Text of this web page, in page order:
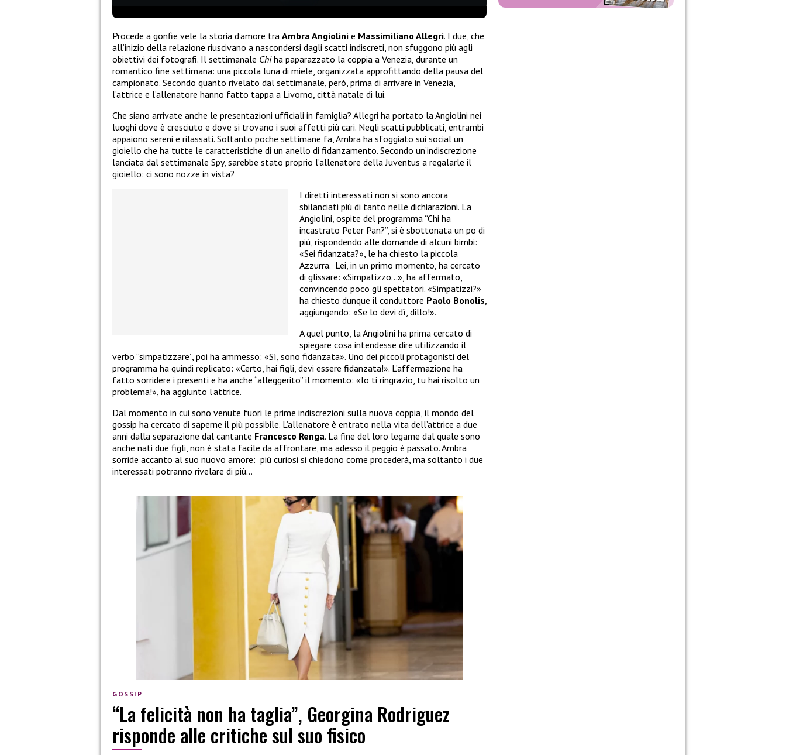
Procede a gonfie vele la storia d’amore tra Ambra Angiolini e Massimiliano Allegri. I due, che
all’inizio della relazione riuscivano a nascondersi dagli scatti indiscreti, non sfuggono più agli
obiettivi dei fotografi. Il settimanale Chiha paparazzato la coppia a Venezia, durante un
romantico fine settimana: una piccola luna di miele, organizzata approfittando della pausa del
campionato. Secondo quanto rivelato dal settimanale, però, prima di arrivare in Venezia,
l’attrice e l’allenatore hanno fatto tappa a Livorno, città natale di lui.
Che siano arrivate anche le presentazioni ufficiali in famiglia? Allegri ha portato la Angiolini nei
luoghi dove è cresciuto e dove si trovano i suoi affetti più cari. Negli scatti pubblicati, entrambi
appaiono sereni e rilassati. Soltanto poche settimane fa, Ambra ha sfoggiato sui social un
gioiello che ha tutte le caratteristiche di un anello di fidanzamento. Secondo un’indiscrezione
lanciata dal settimanale Spy, sarebbe stato proprio l’allenatore della Juventus a regalarle il
gioiello: ci sono nozze in vista?
I diretti interessati non si sono ancora
sbilanciati più di tanto nelle dichiarazioni. La
Angiolini, ospite del programma “Chi ha
incastrato Peter Pan?”, si è sbottonata un po di
più, rispondendo alle domande di alcuni bimbi:
«Sei fidanzata?», le ha chiesto la piccola
Azzurra. Lei, in un primo momento, ha cercato
di glissare: «Simpatizzo…», ha affermato,
convincendo poco gli spettatori. «Simpatizzi?»
ha chiesto dunque il conduttore Paolo Bonolis
aggiungendo: «Se lo devi dì, dillo!».
A quel punto, la Angiolini ha prima cercato di
spiegare cosa intendesse dire utilizzando il
verbo “simpatizzare”, poi ha ammesso: «Sì, sono fidanzata». Uno dei piccoli protagonisti del
programma ha quindi replicato: «Certo, hai figli, devi essere fidanzata!». L’affermazione ha
fatto sorridere i presenti e ha anche “alleggerito” il momento: «Io ti ringrazio, tu hai risolto un
problema!», ha aggiunto l’attrice.
Dal momento in cui sono venute fuori le prime indiscrezioni sulla nuova coppia, il mondo del
gossip ha cercato di saperne il più possibile. L’allenatore è entrato nella vita dell’attrice a due
anni dalla separazione dal cantante Francesco Renga. La fine del loro legame dal quale sono
anche nati due figli, non è stata facile da affrontare, ma adesso il peggio è passato. Ambra
sorride accanto al suo nuovo amore: più curiosi si chiedono come procederà, ma soltanto i due
interessati potranno rivelare di più…
GOSSIP
“La felicità non ha taglia”, Georgina Rodriguez
risponde alle critiche sul suo fisico